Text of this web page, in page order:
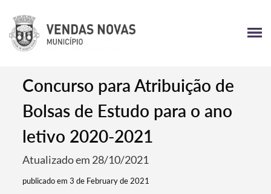
Concurso para Atribuição de
Bolsas de Estudo para o ano
letivo 2020-2021
Atualizado em 28/10/2021
publicado em 3 de February de 2021